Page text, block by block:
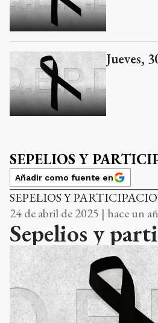
Jueves,
SEPELIOS Y
Añadir como fuente en
SEPELIOS Y
24 de abril de 2025 | hace un
Sepelios y